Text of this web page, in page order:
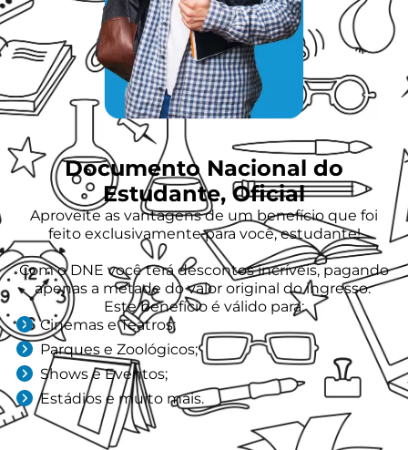
Documento Nacional do
Estudante, Oficial
Aproveite as vantagens de um benefício que foi
feito exclusivamente para você, estudante!
Com o DNE você terá descontos incríveis, pagando
apenas a metade do valor original do ingresso.
Este benefício é válido para:
Cinemas e Teatros;
Parques e Zoológicos;
Shows e Eventos;
Estádios e muito mais.